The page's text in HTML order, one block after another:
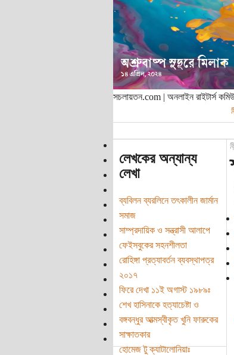
সচলায়তন.com | অনলাইন রাইটার্স
লেখকের অন্যান্য
লেখা
ব্যবিলন ব্যরলিনে তৎকালীন জার্মান
সমাজ
সাম্প্রদায়িক ও সন্ত্রাসী আলাপে
ফেইসবুকের সহনশীলতা
রোহিঙ্গা প্রত্যাবর্তন ব্যবস্থাপত্র
২০১৭
ফিরে দেখা ১১ই অগাস্ট ১৯৮৯ঃ
শেখ হাসিনাকে হত্যাচেষ্টা ও
বঙ্গবন্ধুর আত্মস্বীকৃত খুনি ফারুকের
সাক্ষাতকার
হোমেজ টু ক্যাটালোনিয়াঃ